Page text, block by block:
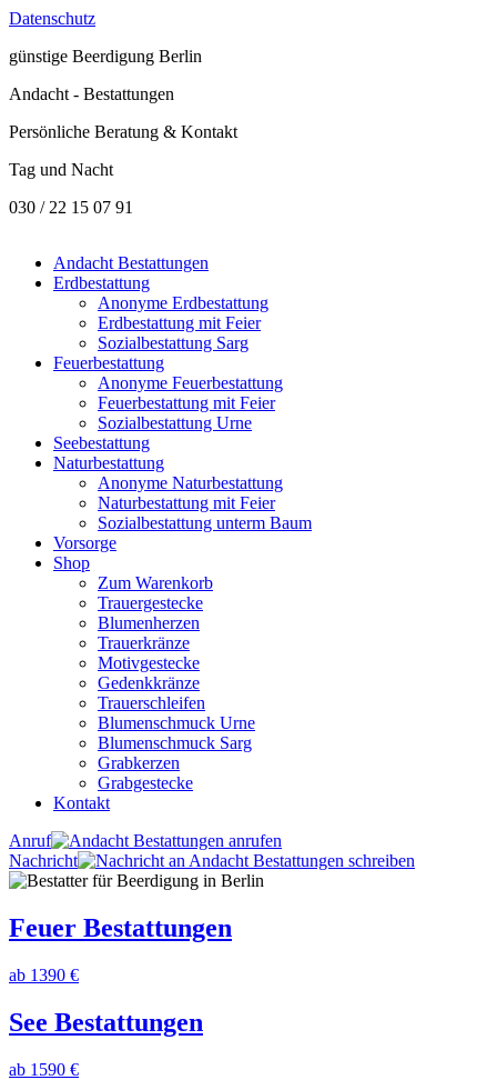
Datenschutz
günstige Beerdigung Berlin
Andacht - Bestattungen
Persönliche Beratung & Kontakt
Tag und Nacht
030 / 22 15 07 91
Andacht Bestattungen
Erdbestattung
Anonyme Erdbestattung
Erdbestattung mit Feier
Sozialbestattung Sarg
Feuerbestattung
Anonyme Feuerbestattung
Feuerbestattung mit Feier
Sozialbestattung Urne
Seebestattung
Naturbestattung
Anonyme Naturbestattung
Naturbestattung mit Feier
Sozialbestattung unterm Baum
Vorsorge
Shop
Zum Warenkorb
Trauergestecke
Blumenherzen
Trauerkränze
Motivgestecke
Gedenkkränze
Trauerschleifen
Blumenschmuck Urne
Blumenschmuck Sarg
Grabkerzen
Grabgestecke
Kontakt
Anruf
Nachricht
Feuer Bestattungen
ab 1390 €
See Bestattungen
ab 1590 €